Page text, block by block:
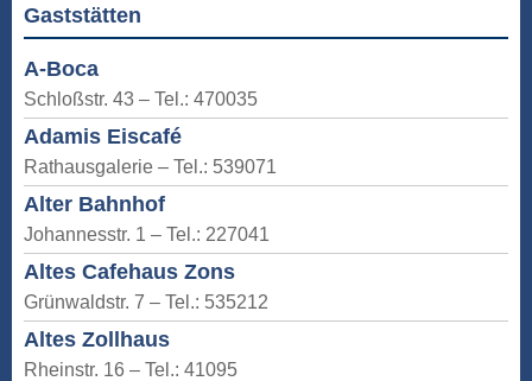
Gaststätten
A-Boca
Schloßstr. 43 – Tel.: 470035
Adamis Eiscafé
Rathausgalerie – Tel.: 539071
Alter Bahnhof
Johannesstr. 1 – Tel.: 227041
Altes Cafehaus Zons
Grünwaldstr. 7 – Tel.: 535212
Altes Zollhaus
Rheinstr. 16 – Tel.: 41095